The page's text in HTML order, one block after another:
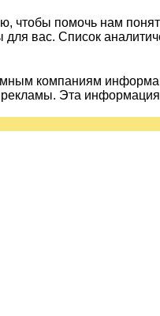
чтобы помочь нам
вас. Список
компаниям
рекламы. Эта